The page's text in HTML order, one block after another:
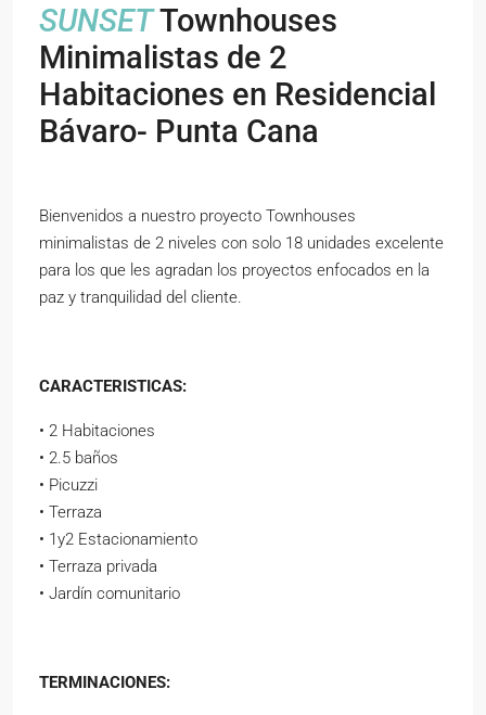
SUNSETTownhouses
Minimalistas de 2
Habitaciones en Residencial
Bávaro- Punta Cana
Bienvenidos a nuestro proyecto Townhouses
minimalistas de 2 niveles con solo 18 unidades excelente
para los que les agradan los proyectos enfocados en la
paz y tranquilidad del cliente.
CARACTERISTICAS:
• 2 Habitaciones
• 2.5 baños
• Picuzzi
• Terraza
• 1y2 Estacionamiento
• Terraza privada
• Jardín comunitario
TERMINACIONES: